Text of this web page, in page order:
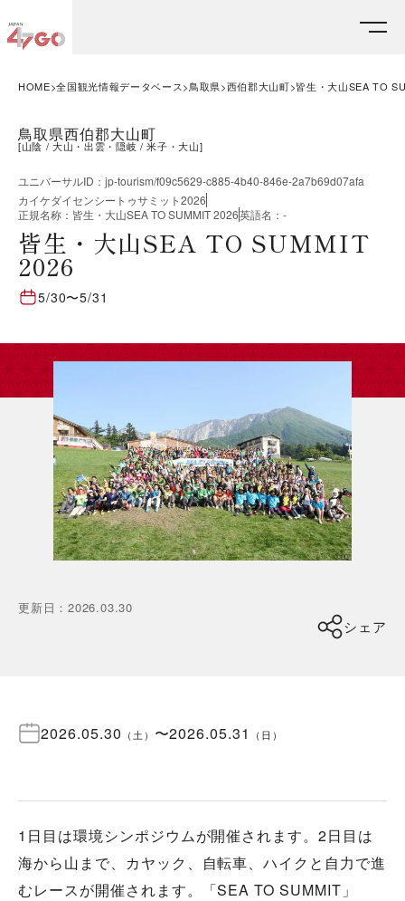
HOME 全国観光情報データベース 鳥取県 西伯郡大山町 皆生・大山SEA TO
鳥取県西伯郡大山町
[山陰 大山・出雲・隠岐 米子・大山]
ユニバーサルID ： jp-tourism/f09c5629-c885-4b40-846e-2a7b69d07afa
カイケダイセンシートゥサミット2026
正規名称 ： 皆生・大山SEA TO SUMMIT 2026英語名 ： -
皆生・大山SEA TO SUMMIT
2026
5/30〜5/31
更新日 ：2026.03.30
シェア
2026.05.30 （ 土 ） 〜2026.05.31 （ 日 ）
1日目は環境シンポジウムが開催されます。2日目は
海から山まで、カヤック、自転車、ハイクと自力で進
むレースが開催されます。「SEA TO SUMMIT」